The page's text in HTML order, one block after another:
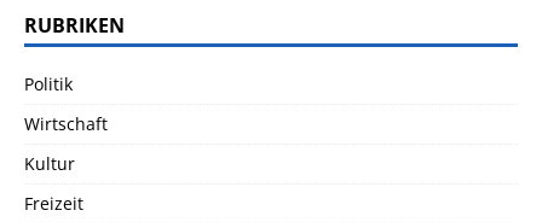
RUBRIKEN
Politik
Wirtschaft
Kultur
Freizeit